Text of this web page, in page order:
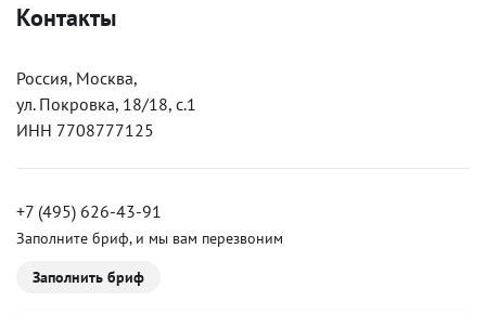
Контакты
Россия, Москва,
ул. Покровка, 18/18, с.1
ИНН 7708777125
+7 (495) 626-43-91
Заполните бриф, и мы вам перезвоним
Заполнить бриф